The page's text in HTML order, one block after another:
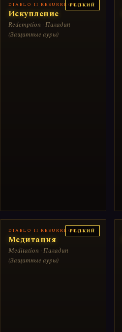
РЕДКИЙ
DIABLO II RESURRECTED
Искупление
Redemption · Паладин
(Защитные ауры)
РЕДКИЙ
DIABLO II RESURRECTED
Медитация
Meditation · Паладин
(Защитные ауры)